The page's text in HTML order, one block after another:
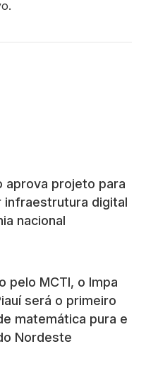
aprova projeto para
infraestrutura digital
nacional
pelo MCTI, o Impa
será o primeiro
matemática pura e
Nordeste